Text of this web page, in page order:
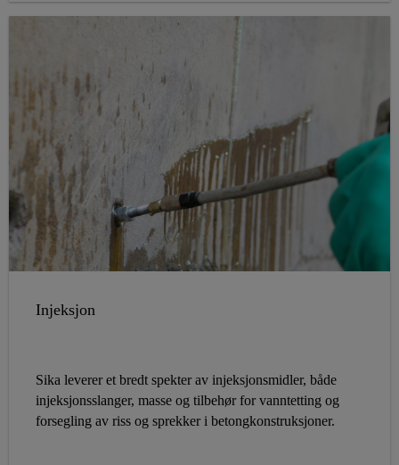
Injeksjon
Sika leverer et bredt spekter av injeksjonsmidler, både
injeksjonsslanger, masse og tilbehør for vanntetting og
forsegling av riss og sprekker i betongkonstruksjoner.